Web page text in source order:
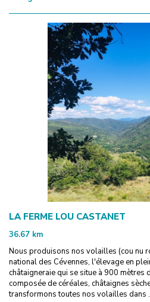
LA FERME LOU CASTANET
36.67 km
Nous produisons nos volailles (cou nu
national des Cévennes, l'élevage en
châtaigneraie qui se situe à 900 mètres
composée de céréales, châtaignes
transformons toutes nos volailles dans